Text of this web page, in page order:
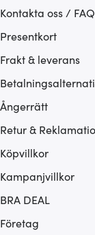
Kontakta oss / FAQ
Presentkort
Frakt & leverans
Ångerrätt
Retur &
Köpvillkor
Kampanjvillkor
BRA DEAL
Företag